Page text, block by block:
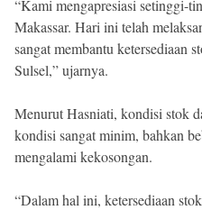
“Kami mengapresiasi setinggi-
Makassar. Hari ini telah
sangat membantu ketersediaan
Sulsel,” ujarnya.
Menurut Hasniati, kondisi stok
kondisi sangat minim, bahkan
mengalami kekosongan.
“Dalam hal ini, ketersediaan